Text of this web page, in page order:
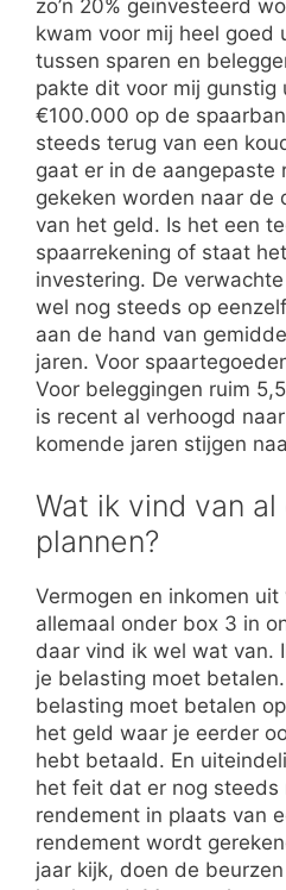
zo’n 20% geïnvesteerd
kwam voor mij heel goed
tussen sparen en
pakte dit voor mij gunstig
€100.000 op de
steeds terug van een
gaat er in de aangepaste
gekeken worden naar de
van het geld. Is het een
spaarrekening of staat
investering. De
wel nog steeds op
aan de hand van
jaren. Voor
Voor beleggingen ruim
is recent al verhoogd
komende jaren stijgen
Wat ik vind van al
plannen?
Vermogen en inkomen
allemaal onder box 3 in
daar vind ik wel wat van.
je belasting moet
belasting moet betalen
het geld waar je eerder
hebt betaald. En
het feit dat er nog steeds
rendement in plaats van
rendement wordt
jaar kijk, doen de